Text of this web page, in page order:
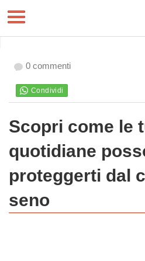
0 commenti
Scopri come le
quotidiane
proteggerti dal
seno